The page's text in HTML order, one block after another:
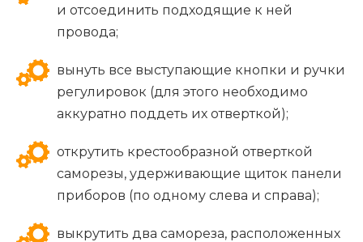
и отсоединить подходящие к ней
провода;
вынуть все выступающие кнопки и ручки
регулировок (для этого необходимо
аккуратно поддеть их отверткой);
открутить крестообразной отверткой
саморезы, удерживающие щиток панели
приборов (по одному слева и справа);
выкрутить два самореза, расположенных